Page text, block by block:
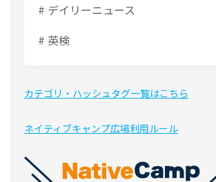
# デイリーニュース
# 英検
カテゴリ・ハッシュタグ一覧はこちら
ネイティブキャンプ広場利用ルール